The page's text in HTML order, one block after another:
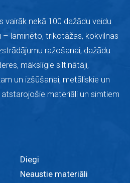
nekā 100 dažādu veidu
– laminēto, trikotāžas, kokvilnas
ražošanai, dažādu
mākslīgie siltinātāji,
un izšūšanai, metāliskie un
materiāli un simtiem
Diegi
Neaustie materiāli